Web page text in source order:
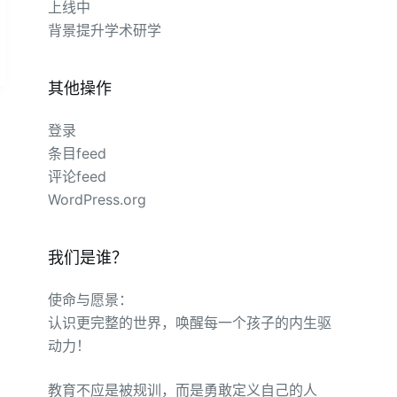
上线中
背景提升学术研学
其他操作
登录
条目feed
评论feed
WordPress.org
我们是谁？
使命与愿景：
认识更完整的世界，唤醒每一个孩子的内生驱
动力！
教育不应是被规训，而是勇敢定义自己的人